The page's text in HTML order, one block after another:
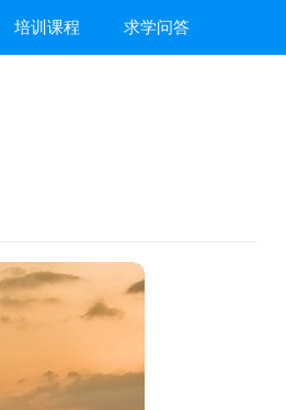
培训课程 求学问答